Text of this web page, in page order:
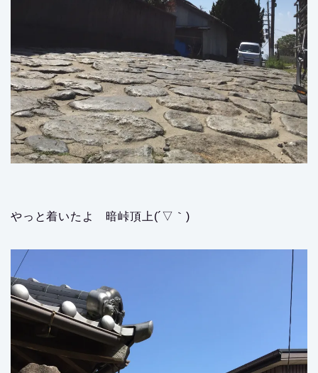
やっと着いたよ 暗峠頂上(´▽｀)